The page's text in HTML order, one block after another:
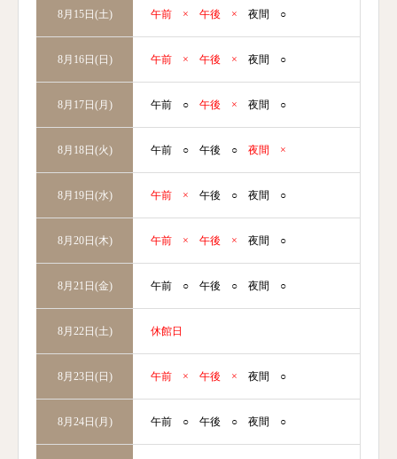
8月15日(土) 午前 × 午後 × 夜間 ○
8月16日(日) 午前 × 午後 × 夜間 ○
8月17日(月) 午前 ○ 午後 × 夜間 ○
8月18日(火) 午前 ○ 午後 ○ 夜間 ×
8月19日(水) 午前 × 午後 ○ 夜間 ○
8月20日(木) 午前 × 午後 × 夜間 ○
8月21日(金) 午前 ○ 午後 ○ 夜間 ○
8月22日(土) 休館日
8月23日(日) 午前 × 午後 × 夜間 ○
8月24日(月) 午前 ○ 午後 ○ 夜間 ○